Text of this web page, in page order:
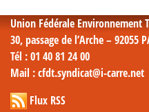
Union Fédérale Environnement
30, passage de l’Arche – 92055
Tél : 01 40 81 24 00
Mail : cfdt.syndicat@i-carre.net
Flux RSS